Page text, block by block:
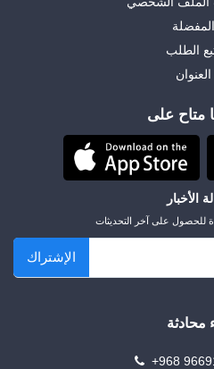
المفضلة
الطلب
العنوان
متاح على
الأخبار
للحصول على آخر التحديثات
الإشتراك
محادثة
+968